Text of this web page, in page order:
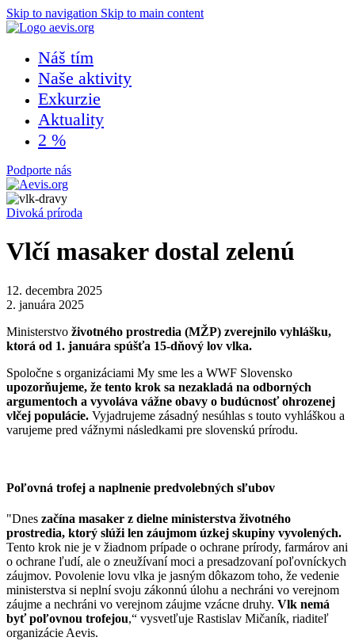
Skip to navigation Skip to main content
Náš tím
Naše aktivity
Exkurzie
Aktuality
2 %
Podporte nás
Divoká príroda
Vlčí masaker dostal zelenú
12. decembra 2025
2. januára 2025
Ministerstvo životného prostredia (MŽP) zverejnilo vyhlášku,
ktorá od 1. januára spúšťa 15-dňový lov vlka.
Spoločne s organizáciami My sme les a WWF Slovensko
upozorňujeme, že tento krok sa nezakladá na odborných
argumentoch a vyvoláva vážne obavy o budúcnosť ohrozenej
vlčej populácie. Vyjadrujeme zásadný nesúhlas s touto vyhláškou a
varujeme pred vážnymi následkami pre slovenskú prírodu.
Poľovná trofej a naplnenie predvolebných sľubov
"Dnes začína masaker z dielne ministerstva životného
prostredia, ktorý slúži len záujmom úzkej skupiny vyvolených.
Tento krok nie je v žiadnom prípade o ochrane prírody, farmárov ani
o ochrane ľudí, ale o zneužívaní moci a presadzovaní poľovníckych
záujmov. Povolenie lovu vlka je jasným dôkazom toho, že vedenie
ministerstva si neplní svoju zákonnú úlohu a nechráni vo verejnom
záujme a nechráni vo verejnom záujme vzácne druhy. Vlk nemá
byť poľovnou trofejou,“ vysvetľuje Rastislav Mičaník, riaditeľ
organizácie Aevis.